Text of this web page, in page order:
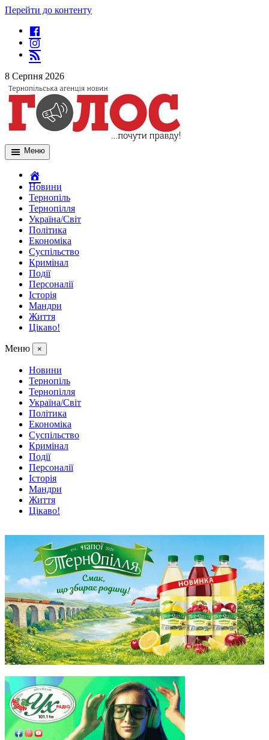
Перейти до контенту
8 Серпня 2026
Меню
Новини
Тернопіль
Тернопілля
Україна/Світ
Політика
Економіка
Суспільство
Кримінал
Події
Персоналії
Історія
Мандри
Життя
Цікаво!
Меню ×
Новини
Тернопіль
Тернопілля
Україна/Світ
Політика
Економіка
Суспільство
Кримінал
Події
Персоналії
Історія
Мандри
Життя
Цікаво!